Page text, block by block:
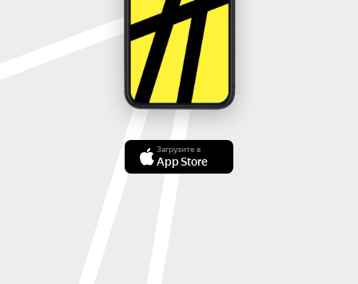
Загрузите в
App Store